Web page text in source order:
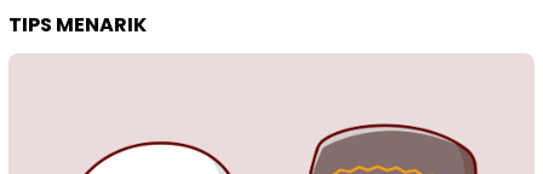
TIPS MENARIK